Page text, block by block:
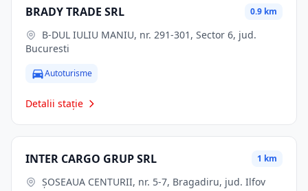
BRADY TRADE SRL 0.9 km
Bucuresti
Autoturisme
Detalii stație
INTER CARGO GRUP SRL 1 km
ŞOSEAUA CENTURII, nr. 5-7, Bragadiru, jud. Ilfov